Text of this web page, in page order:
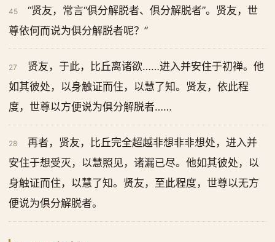
45
“贤友，常言“俱分解脱者、俱分解脱者”。贤友，世
尊依何而说为俱分解脱者呢？”
27
贤友，于此，比丘离诸欲……进入并安住于初禅。他
如其彼处，以身触证而住，以慧了知。贤友，依此程
度，世尊以方便说为俱分解脱者……
28
再者，贤友，比丘完全超越非想非非想处，进入并
安住于想受灭，以慧照见，诸漏已尽。他如其彼处，以
身触证而住，以慧了知。贤友，至此程度，世尊以无方
便说为俱分解脱者。